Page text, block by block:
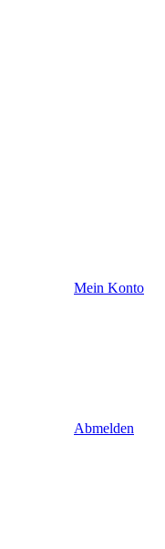
Mein Konto
Abmelden